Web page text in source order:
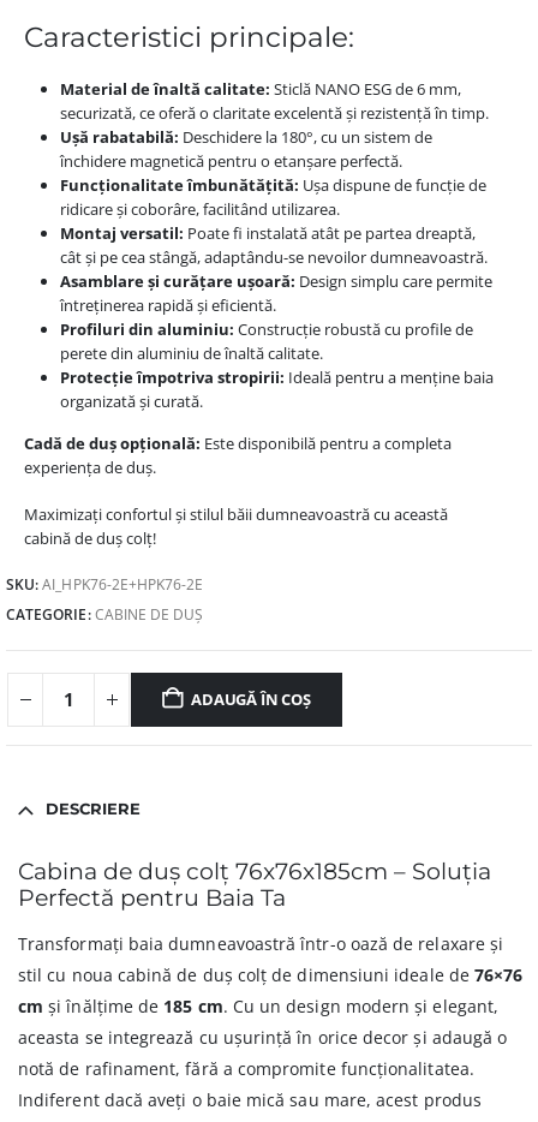
Caracteristici principale:
Material de înaltă calitate: Sticlă NANO ESG de 6 mm,
securizată, ce oferă o claritate excelentă și rezistență în timp.
Ușă rabatabilă: Deschidere la 180°, cu un sistem de
închidere magnetică pentru o etanșare perfectă.
Funcționalitate îmbunătățită: Ușa dispune de funcție de
ridicare și coborâre, facilitând utilizarea.
Montaj versatil: Poate fi instalată atât pe partea dreaptă,
cât și pe cea stângă, adaptându-se nevoilor dumneavoastră.
Asamblare și curățare ușoară: Design simplu care permite
întreținerea rapidă și eficientă.
Profiluri din aluminiu: Construcție robustă cu profile de
perete din aluminiu de înaltă calitate.
Protecție împotriva stropirii: Ideală pentru a menține baia
organizată și curată.
Cadă de duș opțională: Este disponibilă pentru a completa
experiența de duș.
Maximizați confortul și stilul băii dumneavoastră cu această
cabină de duș colț!
SKU:AI_HPK76-2E+HPK76-2E
CATEGORIE:CABINE DE DUȘ
ADAUGĂ ÎN COȘ
DESCRIERE
Cabina de duș colț 76x76x185cm – Soluția
Perfectă pentru Baia Ta
Transformați baia dumneavoastră într-o oază de relaxare și
stil cu noua cabină de duș colț de dimensiuni ideale de 76×76
cm și înălțime de 185 cm. Cu un design modern și elegant,
aceasta se integrează cu ușurință în orice decor și adaugă o
notă de rafinament, fără a compromite funcționalitatea.
Indiferent dacă aveți o baie mică sau mare, acest produs